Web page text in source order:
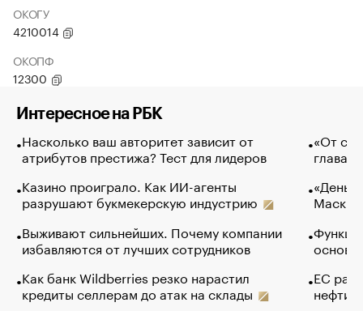
ОКОГУ
4210014
ОКОПФ
12300
Интересное на РБК
Насколько ваш авторитет зависит от
атрибутов престижа? Тест для лидеров
Казино проиграло. Как ИИ-агенты
разрушают букмекерскую индустрию
Выживают сильнейших. Почему компании
избавляются от лучших сотрудников
Как банк Wildberries резко нарастил
кредиты селлерам до атак на склады
«От
глава
Маск в
основ
ЕС
нефти